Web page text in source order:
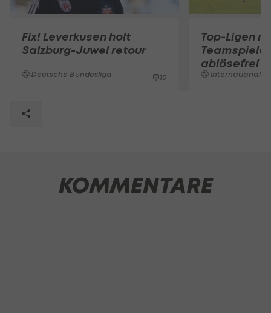
Fix! Leverkusen holt
Salzburg-Juwel retour
Deutsche Bundesliga 10
Top-Ligen
ablösefrei
International
KOMMENTARE